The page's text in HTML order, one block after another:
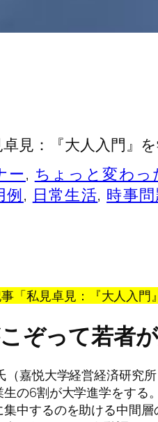
見：『大人入門』
ー, ちょっと変わっ
例, 日常生活, 時事問
「私見卓見：『大人入
ぞって若者
嘉悦大学経営経済研究
の6割が大学進学をす
中するのを助ける中間